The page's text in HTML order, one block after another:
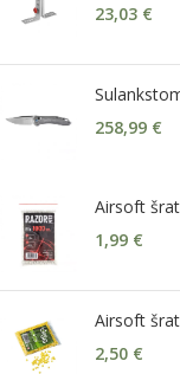
23,03 €
258,99 €
Airsoft
1,99 €
Airsoft
2,50 €